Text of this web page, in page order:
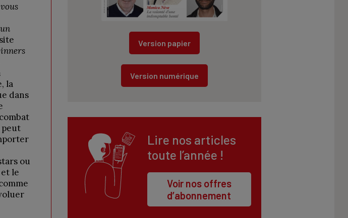
la
dans
peut
ou
le
Version papier
Version numérique
Lire nos articles
toute l’année !
Voir nos offres
d’abonnement